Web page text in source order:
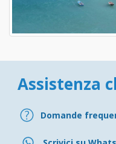
Assistenza
Domande